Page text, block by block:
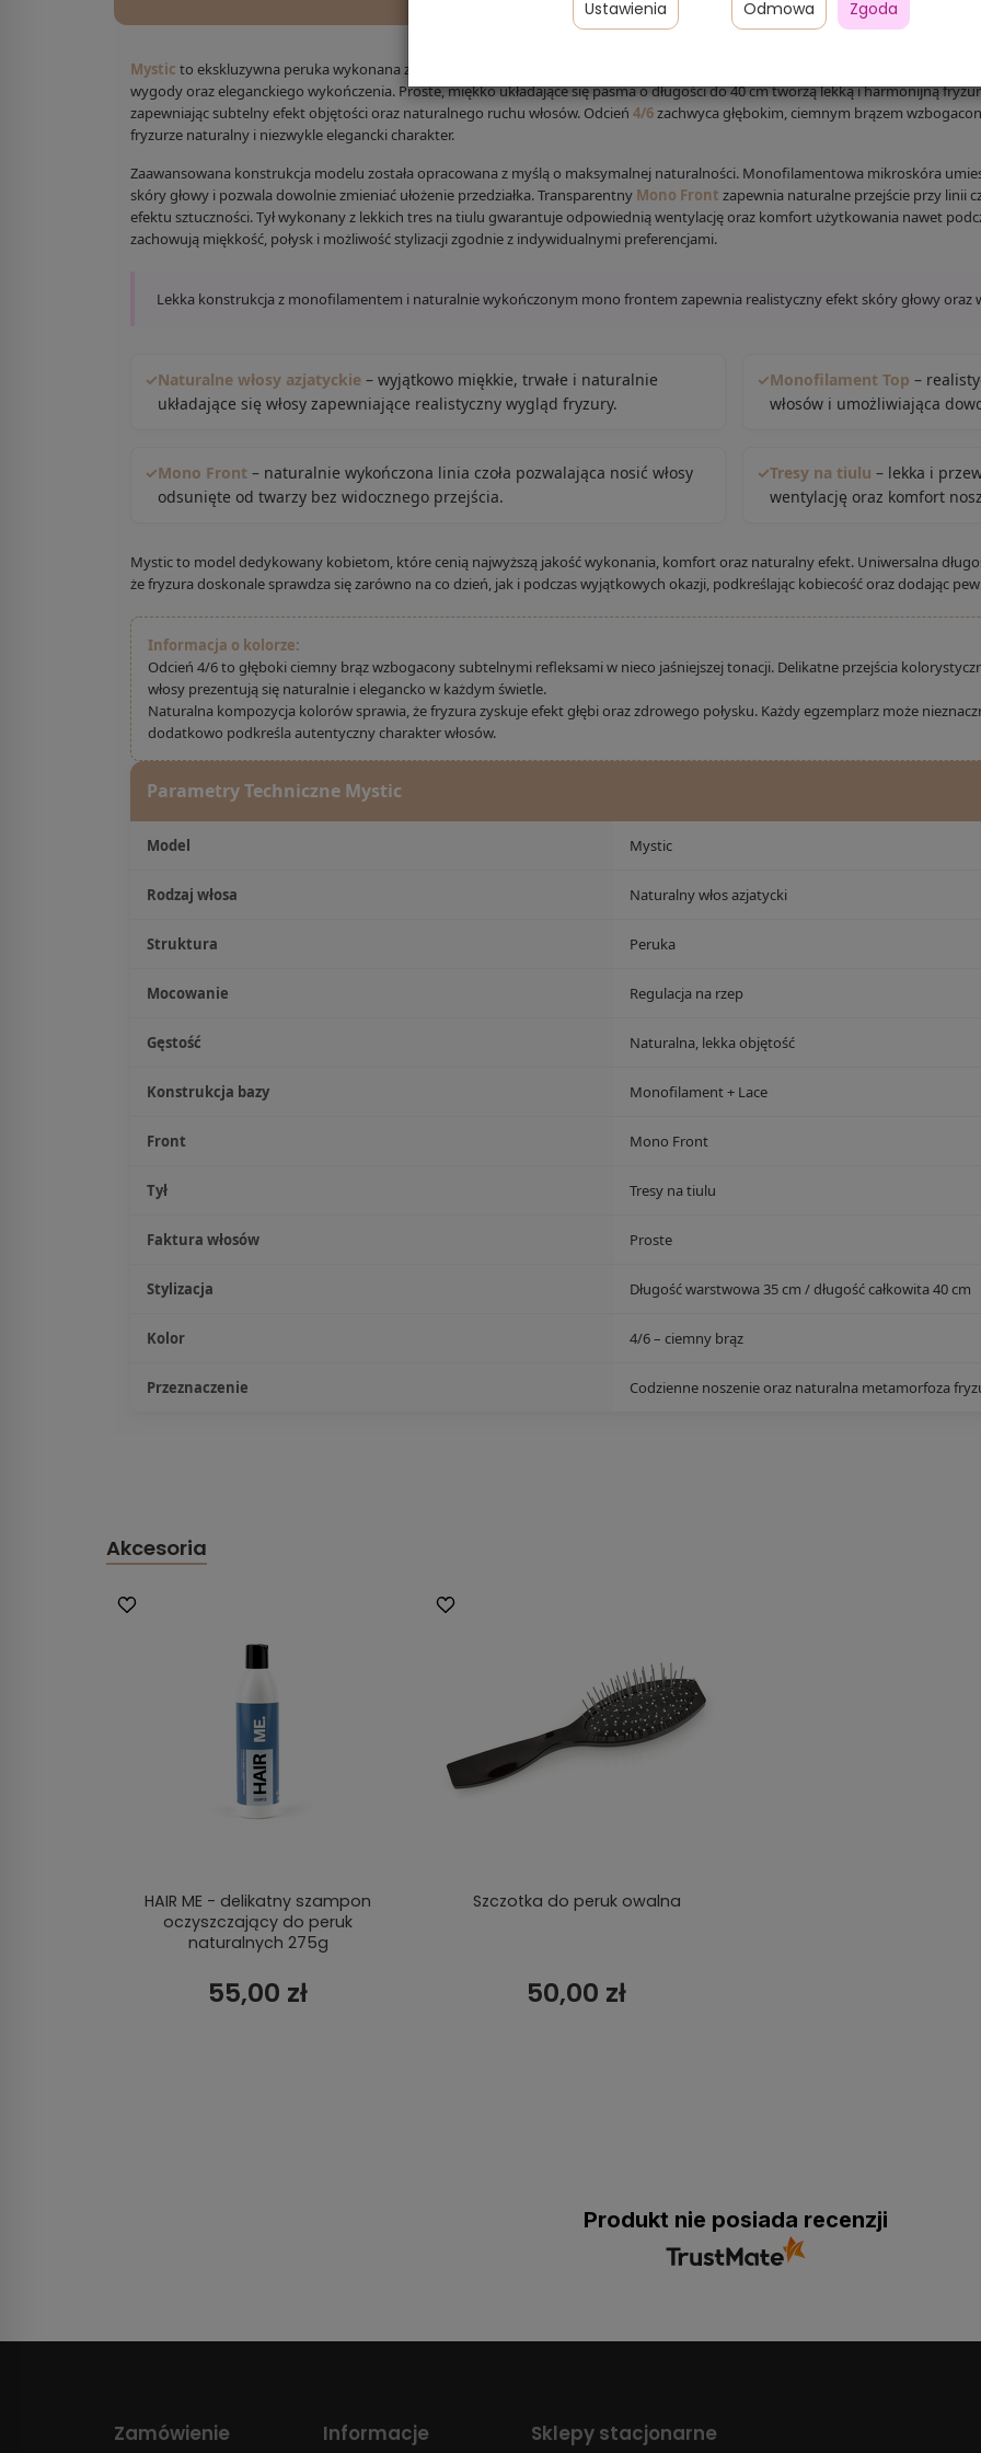
Mystic to ekskluzywna peruka wykonana z najwyższej jakości
wygody oraz eleganckiego wykończenia. Proste, miękko układające się pasma o długości do 40 cm tworzą lekką i harmonijną
zapewniając subtelny efekt objętości oraz naturalnego ruchu włosów. Odcień 4/6zachwyca głębokim, ciemnym brązem
fryzurze naturalny i niezwykle elegancki charakter.
Zaawansowana konstrukcja modelu została opracowana z myślą o maksymalnej naturalności. Monofilamentowa mikroskóra
skóry głowy i pozwala dowolnie zmieniać ułożenie przedziałka. Transparentny Mono Front zapewnia naturalne przejście przy linii
efektu sztuczności. Tył wykonany z lekkich tres na tiulu gwarantuje odpowiednią wentylację oraz komfort użytkowania nawet
zachowują miękkość, połysk i możliwość stylizacji zgodnie z indywidualnymi preferencjami.
Lekka konstrukcja z monofilamentem i naturalnie wykończonym mono frontem zapewnia realistyczny efekt skóry głowy
✓Naturalne włosy azjatyckie – wyjątkowo miękkie, trwałe i naturalnie
układające się włosy zapewniające realistyczny wygląd fryzury.
✓Monofilament Top –
włosów i umożliwiająca
✓Mono Front – naturalnie wykończona linia czoła pozwalająca nosić włosy
odsunięte od twarzy bez widocznego przejścia.
✓Tresy na tiulu – lekka i
wentylację oraz komfort
Mystic to model dedykowany kobietom, które cenią najwyższą jakość wykonania, komfort oraz naturalny efekt. Uniwersalna
że fryzura doskonale sprawdza się zarówno na co dzień, jak i podczas wyjątkowych okazji, podkreślając kobiecość oraz dodając
Informacja o kolorze:
Odcień 4/6 to głęboki ciemny brąz wzbogacony subtelnymi refleksami w nieco jaśniejszej tonacji. Delikatne przejścia
włosy prezentują się naturalnie i elegancko w każdym świetle.
Naturalna kompozycja kolorów sprawia, że fryzura zyskuje efekt głębi oraz zdrowego połysku. Każdy egzemplarz może
dodatkowo podkreśla autentyczny charakter włosów.
Parametry Techniczne Mystic
Model Mystic
Rodzaj włosa Naturalny włos azjatycki
Struktura Peruka
Mocowanie Regulacja na rzep
Gęstość Naturalna, lekka objętość
Konstrukcja bazy Monofilament + Lace
Front Mono Front
Tył Tresy na tiulu
Faktura włosów Proste
Stylizacja Długość warstwowa 35 cm / długość całkowita 40 cm
Kolor 4/6 – ciemny brąz
Przeznaczenie Codzienne noszenie oraz naturalna metamorfoza
Akcesoria
HAIR ME - delikatny szampon
oczyszczający do peruk
naturalnych 275g
55,00 zł
Szczotka do peruk owalna
50,00 zł
Produkt nie posiada recenzji
Zamówienie Informacje Sklepy stacjonarne
Ustawienia Odmowa Zgoda